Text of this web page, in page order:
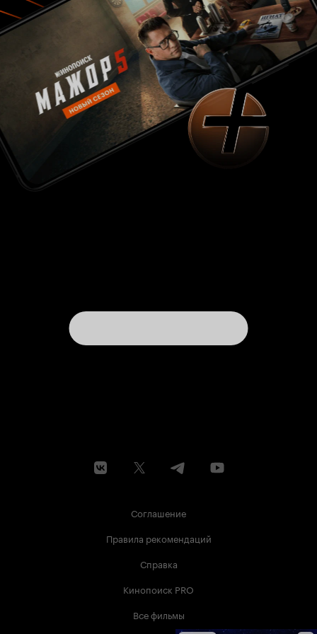
Соглашение
Правила рекомендаций
Справка
Кинопоиск PRO
Все фильмы